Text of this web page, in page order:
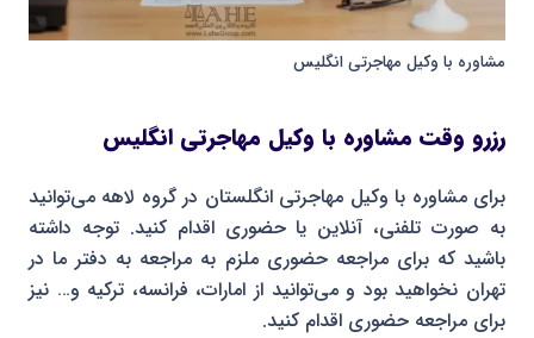
مشاوره با وکیل مهاجرتی انگلیس
رزرو وقت مشاوره با وکیل مهاجرتی انگلیس
برای مشاوره با وکیل مهاجرتی انگلستان در گروه لاهه می‌توانید
به صورت تلفنی، آنلاین یا حضوری اقدام کنید. توجه داشته
باشید که برای مراجعه حضوری ملزم به مراجعه به دفتر ما در
تهران نخواهید بود و می‌توانید از امارات، فرانسه، ترکیه و… نیز
برای مراجعه حضوری اقدام کنید.